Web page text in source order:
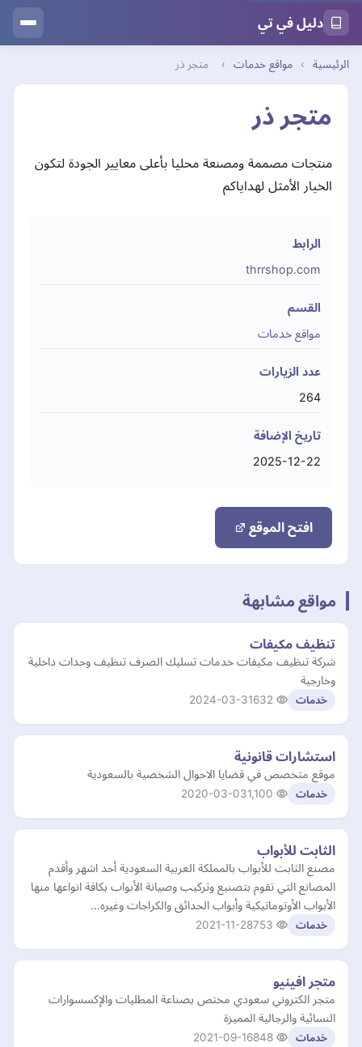
دليل في تي
الرئيسية › مواقع خدمات › متجر ذر
متجر ذر
منتجات مصممة ومصنعة محليا بأعلى معايير الجودة لتكون
الخيار الأمثل لهداياكم
الرابط
thrrshop.com
القسم
مواقع خدمات
عدد الزيارات
264
تاريخ الإضافة
2025-12-22
افتح الموقع
مواقع مشابهة
تنظيف مكيفات
شركة تنظيف مكيفات خدمات تسليك الصرف تنظيف وحدات داخلية
وخارجية
خدمات 2024-03-31
استشارات قانونية
موقع متخصص في قضايا الاحوال الشخصية بالسعودية
خدمات 2020-03-03
الثابت للأبواب
مصنع الثابت للأبواب بالمملكة العربية السعودية أحد اشهر وأقدم
المصانع التي تقوم بتصنيع وتركيب وصيانة الأبواب بكافة انواعها منها
الأبواب الأوتوماتيكية وأبواب الحدائق والكراجات وغيره…
خدمات 2021-11-28
متجر افينيو
متجر الكتروني سعودي مختص بصناعة المطليات والإكسسوارات
النسائية والرجالية المميزة
خدمات 2021-09-16